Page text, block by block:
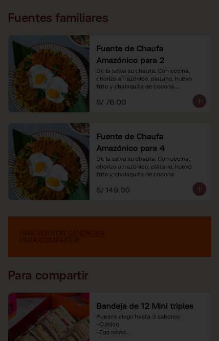
Fuentes familiares
Fuente de Chaufa
Amazónico para 2
De la selva su chaufa. Con cecina,
chorizo amazónico, plátano, huevo
frito y chalaquita de cocona.
*Imágenes referenciales.
*Nuestros precios están expresados en
S/ 76.00
Fuente de Chaufa
Amazónico para 4
De la selva su chaufa. Con cecina,
chorizo amazónico, plátano, huevo
frito y chalaquita de cocona.
S/ 149.00
Para compartir
Bandeja de 12 Mini triples
Puedes elegir hasta 3 sabores:
-Clásico
-Egg salad